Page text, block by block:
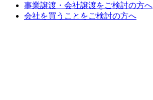
事業譲渡・会社譲渡をご検討の方へ
会社を買うことをご検討の方へ